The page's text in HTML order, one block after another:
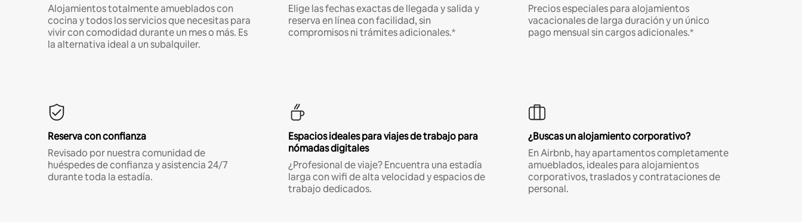
Alojamientos totalmente amueblados con
cocina y todos los servicios que necesitas para
vivir con comodidad durante un mes o más. Es
la alternativa ideal a un subalquiler.
Elige las fechas exactas de llegada y salida y
reserva en línea con facilidad, sin
compromisos ni trámites adicionales.*
Precios especiales para alojamientos
vacacionales de larga duración y un único
pago mensual sin cargos adicionales.*
Reserva con confianza
Revisado por nuestra comunidad de
huéspedes de confianza y asistencia 24/7
durante toda la estadía.
Espacios ideales para viajes de trabajo para
nómadas digitales
¿Profesional de viaje? Encuentra una estadía
larga con wifi de alta velocidad y espacios de
trabajo dedicados.
¿Buscas un alojamiento corporativo?
En Airbnb, hay apartamentos completamente
amueblados, ideales para alojamientos
corporativos, traslados y contrataciones de
personal.